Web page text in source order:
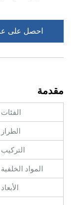
احصل على
مقدمة
الفئات
الطراز
التركيب
المواد الخلفية
الأبعاد